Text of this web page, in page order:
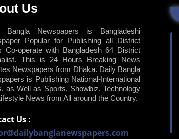
Us
Bangla Newspapers is Bangladeshi
Popular for Publishing all District
Co-operate with Bangladesh 64 District
This is 24 Hours Breaking News
Newspapers from Dhaka. Daily Bangla
is Publishing National-International
as Well as Sports, Showbiz, Technology
News from All around the Country.
Us :